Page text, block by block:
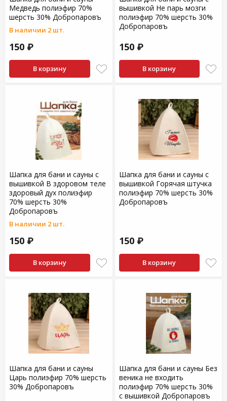
Медведь полиэфир 70%
шерсть 30% Добропаровъ
В наличии 2 шт.
150 ₽
В корзину
вышивкой Не парь мозги
полиэфир 70% шерсть 30%
Добропаровъ
150 ₽
В корзину
Шапка для бани и сауны с
вышивкой В здоровом теле
здоровый дух полиэфир
70% шерсть 30%
Добропаровъ
В наличии 2 шт.
150 ₽
В корзину
Шапка для бани и сауны с
вышивкой Горячая штучка
полиэфир 70% шерсть 30%
Добропаровъ
150 ₽
В корзину
Шапка для бани и сауны
Царь полиэфир 70% шерсть
30% Добропаровъ
Шапка для бани и сауны Без
веника не входить
полиэфир 70% шерсть 30%
с вышивкой Добропаровъ